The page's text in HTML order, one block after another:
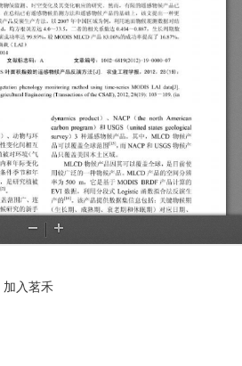
加入茗禾